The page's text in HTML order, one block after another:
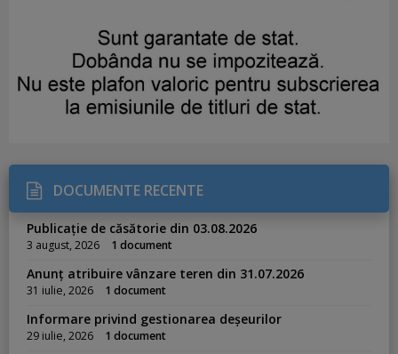
DOCUMENTE RECENTE
Publicație de căsătorie din 03.08.2026
3 august, 2026 1 document
Anunț atribuire vânzare teren din 31.07.2026
31 iulie, 2026 1 document
Informare privind gestionarea deșeurilor
29 iulie, 2026 1 document